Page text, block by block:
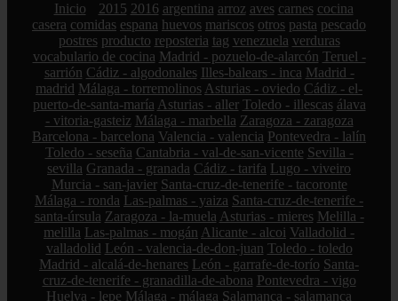
Inicio 2015 2016 argentina arroz aves carnes cocina
casera comidas espana huevos mariscos otros pasta pescado
postres producto reposteria tag venezuela verduras
vocabulario de cocina Madrid - pozuelo-de-alarcón Teruel -
sarrión Cádiz - algodonales Illes-balears - inca Madrid -
madrid Málaga - torremolinos Asturias - oviedo Cádiz - el-
puerto-de-santa-maría Asturias - aller Toledo - illescas álava
- vitoria-gasteiz Málaga - marbella Zaragoza - zaragoza
Barcelona - barcelona Valencia - valencia Pontevedra - lalín
Toledo - seseña Cantabria - val-de-san-vicente Sevilla -
sevilla Granada - granada Cádiz - tarifa Lugo - viveiro
Murcia - san-javier Santa-cruz-de-tenerife - tacoronte
Málaga - ronda Las-palmas - yaiza Santa-cruz-de-tenerife -
santa-úrsula Zaragoza - la-muela Asturias - mieres Melilla -
melilla Las-palmas - mogán Alicante - alcoi Valladolid -
valladolid León - valencia-de-don-juan Toledo - toledo
Madrid - alcalá-de-henares León - garrafe-de-torío Santa-
cruz-de-tenerife - granadilla-de-abona Pontevedra - vigo
Huelva - lepe Málaga - málaga Salamanca - salamanca